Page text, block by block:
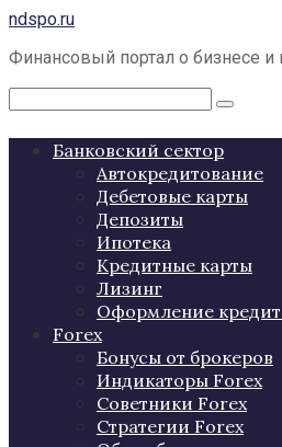
Перейти
контенту
ndspo.ru
Финансовый портал о бизнесе и
Поиск:
Банковский сектор
Автокредитование
Дебетовые карты
Депозиты
Ипотека
Кредитные карты
Лизинг
Оформление
Forex
Бонусы от брокеров
Индикаторы Forex
Советники Forex
Стратегии Forex